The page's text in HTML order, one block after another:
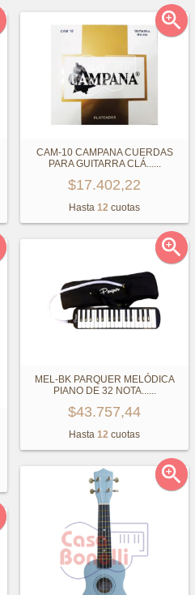

CAM-10 CAMPANA CUERDAS
PARA GUITARRA CLÁ......
$17.402,22
Hasta 12 cuotas

MEL-BK PARQUER MELÓDICA
PIANO DE 32 NOTA......
$43.757,44
Hasta 12 cuotas
